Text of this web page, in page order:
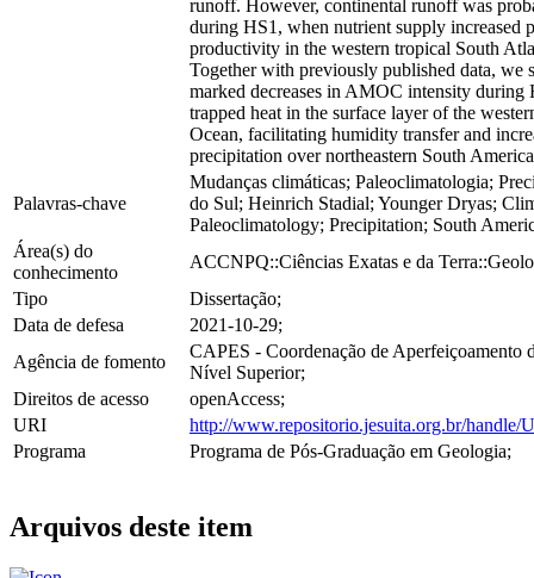
runoff. However, continental runoff was
during HS1, when nutrient supply increased
productivity in the western tropical South
Together with previously published data, we
marked decreases in AMOC intensity during
trapped heat in the surface layer of the
Ocean, facilitating humidity transfer and
precipitation over northeastern South
Palavras-chave
Mudanças climáticas; Paleoclimatologia;
do Sul; Heinrich Stadial; Younger Dryas;
Paleoclimatology; Precipitation; South
Área(s) do
conhecimento
ACCNPQ::Ciências Exatas e da
Tipo
Dissertação;
Data de defesa
2021-10-29;
Agência de fomento
CAPES - Coordenação de Aperfeiçoamento
Nível Superior;
Direitos de acesso
openAccess;
URI
http://www.repositorio.jesuita.org.br/handle/
Programa
Programa de Pós-Graduação em Geologia;
Arquivos deste item